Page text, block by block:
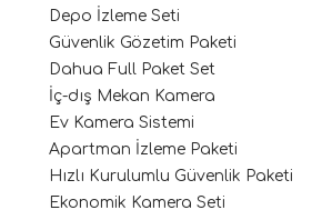
Depo İzleme Seti
Güvenlik Gözetim Paketi
Dahua Full Paket Set
İç-dış Mekan Kamera
Ev Kamera Sistemi
Apartman İzleme Paketi
Hızlı Kurulumlu Güvenlik Paketi
Ekonomik Kamera Seti